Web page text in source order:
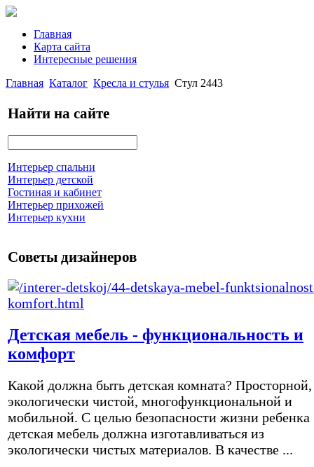
Главная
Карта сайта
Интересные решения
Главная Каталог Кресла и стулья Стул 2443
Найти на сайте
Интерьер спальни
Интерьер детской
Гостиная и кабинет
Интерьер прихожей
Интерьер кухни
Советы дизайнеров
Детская мебель - функциональность и
комфорт
Какой должна быть детская комната? Просторной,
экологически чистой, многофункциональной и
мобильной. С целью безопасности жизни ребенка
детская мебель должна изготавливаться из
экологически чистых материалов. В качестве ...